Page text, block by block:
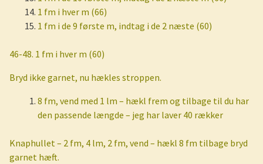
1 fm i hver m (66)
1 fm i de 9 første m, indtag i de 2 næste (60)
46-48. 1 fm i hver m (60)
Bryd ikke garnet, nu hækles stroppen.
8 fm, vend med 1 lm – hækl frem og tilbage til du har
den passende længde – jeg har laver 40 rækker
Knaphullet – 2 fm, 4 lm, 2 fm, vend – hækl 8 fm tilbage bryd
garnet hæft.